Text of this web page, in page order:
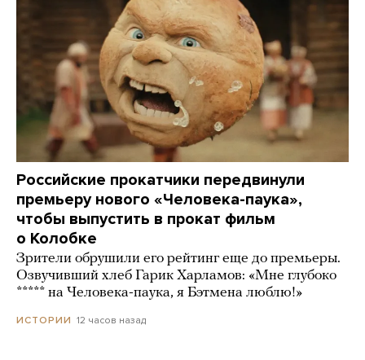
Российские прокатчики передвинули
премьеру нового «Человека-паука»,
чтобы выпустить в прокат фильм
о Колобке
Зрители обрушили его рейтинг еще до премьеры.
Озвучивший хлеб Гарик Харламов: «Мне глубоко
***** на Человека-паука, я Бэтмена люблю!»
ИСТОРИИ 12 часов назад